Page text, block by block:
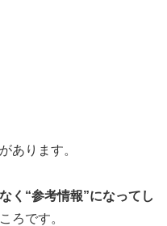
あります。
く“参考情報”になってし
ろです。